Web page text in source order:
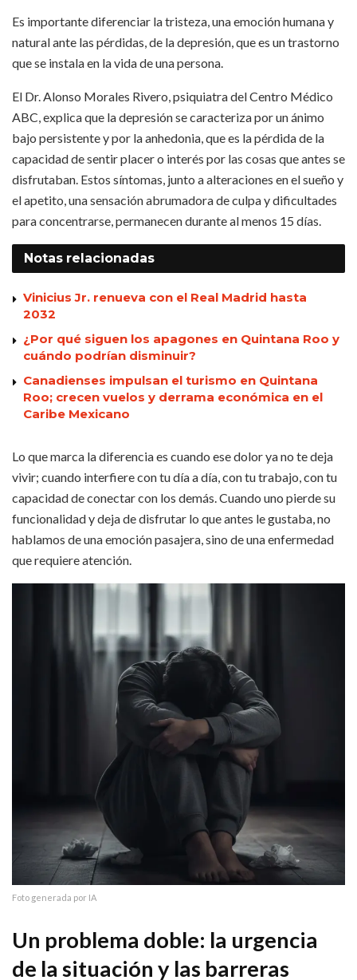
Es importante diferenciar la tristeza, una emoción humana y
natural ante las pérdidas, de la depresión, que es un trastorno
que se instala en la vida de una persona.
El Dr. Alonso Morales Rivero, psiquiatra del Centro Médico
ABC, explica que la depresión se caracteriza por un ánimo
bajo persistente y por la anhedonia, que es la pérdida de la
capacidad de sentir placer o interés por las cosas que antes se
disfrutaban. Estos síntomas, junto a alteraciones en el sueño y
el apetito, una sensación abrumadora de culpa y dificultades
para concentrarse, permanecen durante al menos 15 días.
Notas relacionadas
Vinicius Jr. renueva con el Real Madrid hasta
2032
¿Por qué siguen los apagones en Quintana Roo y
cuándo podrían disminuir?
Canadienses impulsan el turismo en Quintana
Roo; crecen vuelos y derrama económica en el
Caribe Mexicano
Lo que marca la diferencia es cuando ese dolor ya no te deja
vivir; cuando interfiere con tu día a día, con tu trabajo, con tu
capacidad de conectar con los demás. Cuando uno pierde su
funcionalidad y deja de disfrutar lo que antes le gustaba, no
hablamos de una emoción pasajera, sino de una enfermedad
que requiere atención.
Foto generada por IA
Un problema doble: la urgencia
de la situación y las barreras